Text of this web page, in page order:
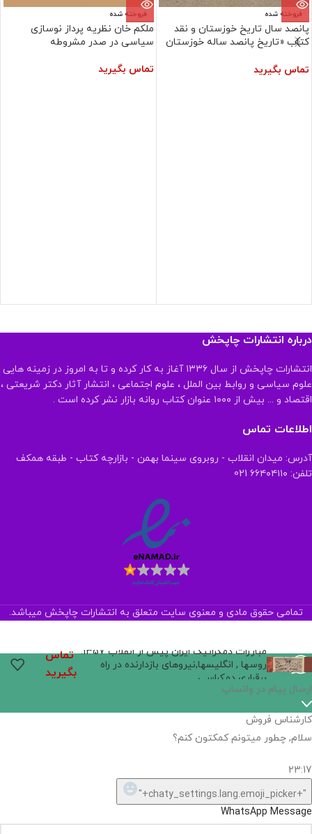
فروخته شده
پانصد سال تاریخ خوزستان و نقد
کتاب «تاریخ پانصد ساله خوزستان
تماس بگیرید
فروخته شده
ملکم خان نظریه پرداز نوسازی
سیاسی در صدر مشروطه
تماس بگیرید
درباره انتشارات چاپخش
انتشارات چاپخش از سال ۱۳۳۶ آغاز به کار کرده و تا به امروز در زمینه هایی
علوم سیاسی و روابط بین الملل ، علوم اجتماعی ، انتشار آثار دکتر شریعتی ،
اقتصاد و ... بیش از ۱۰۰۰ عنوان کتاب روانه بازار نشر کرده است .
اطلاعات تماس
آدرس: میدان انقلاب - روبروی سینما بهمن - بازارچه کتاب - طبقه همکف
تلفن: ۶۶۴۰۴۱۱۰ 021
تمامی حقوق مادی و معنوی سایت متعلق به انتشارات چاپخش میباشد.
مبارزات دمکراتیک ایران پیش از انقلاب 1357:
روسها , انگلیسها,نیروهای بازدارنده در راه
برقراری دمکراسی
تماس
بگیرید
اگر
نیست,
شاید
بتونیم
تهیه